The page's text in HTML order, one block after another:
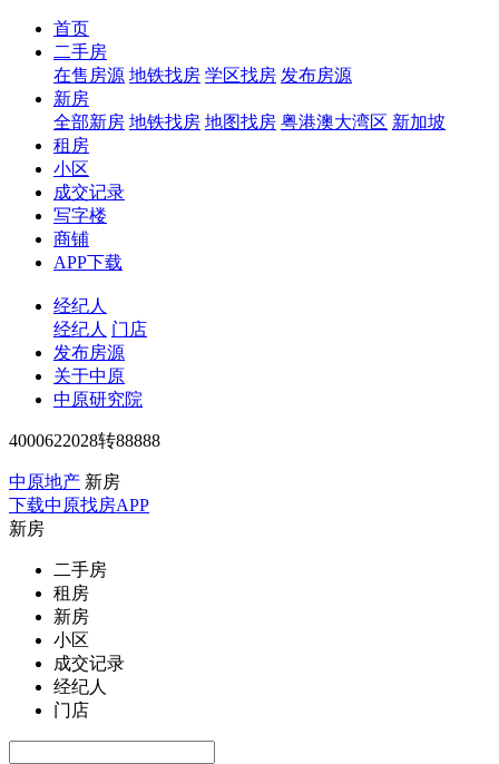
首页
二手房
在售房源 地铁找房 学区找房 发布房源
新房
全部新房 地铁找房 地图找房 粤港澳大湾区 新加坡
租房
小区
成交记录
写字楼
商铺
APP下载
经纪人
经纪人 门店
发布房源
关于中原
中原研究院
4000622028转88888
中原地产 新房
下载中原找房APP
新房
二手房
租房
新房
小区
成交记录
经纪人
门店